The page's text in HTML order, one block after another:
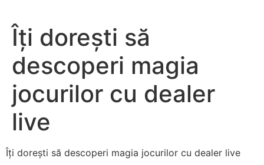
Îți dorești să
descoperi magia
jocurilor cu dealer
live
Îți dorești să descoperi magia jocurilor cu dealer live